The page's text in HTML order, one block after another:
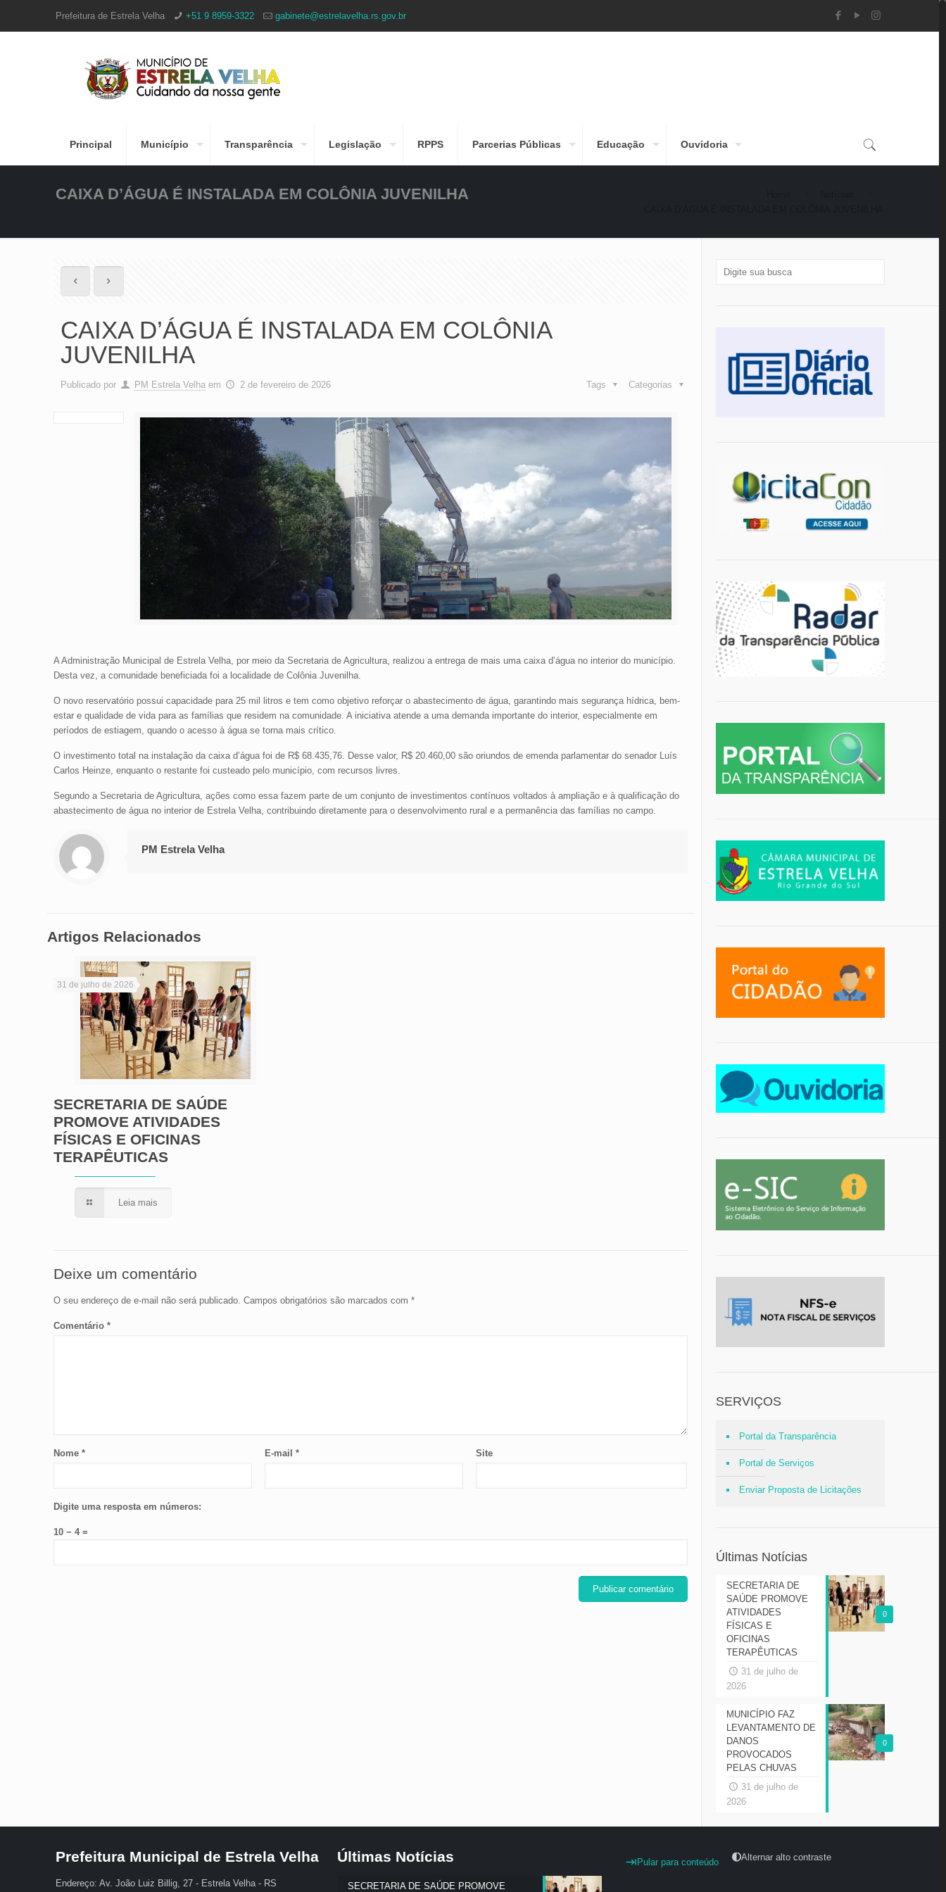
Prefeitura de Estrela Velha +51 9 8959-3322 gabinete@estrelavelha.rs.gov.br
Principal Município Transparência Legislação RPPS Parcerias Públicas Educação Ouvidoria
CAIXA D’ÁGUA É INSTALADA EM COLÔNIA JUVENILHA
CAIXA D’ÁGUA É INSTALADA EM COLÔNIA
JUVENILHA
Publicado por PM Estrela Velha em 2 de fevereiro de 2026 Categorias
Tags
A Administração Municipal de Estrela Velha, por meio da Secretaria de Agricultura, realizou a entrega de mais uma caixa d’água no interior do município.
Desta vez, a comunidade beneficiada foi a localidade de Colônia Juvenilha.
O novo reservatório possui capacidade para 25 mil litros e tem como objetivo reforçar o abastecimento de água, garantindo mais segurança hídrica, bem-
estar e qualidade de vida para as famílias que residem na comunidade. A iniciativa atende a uma demanda importante do interior, especialmente em
períodos de estiagem, quando o acesso à água se torna mais crítico.
O investimento total na instalação da caixa d’água foi de R$ 68.435,76. Desse valor, R$ 20.460,00 são oriundos de emenda parlamentar do senador Luís
Carlos Heinze, enquanto o restante foi custeado pelo município, com recursos livres.
Segundo a Secretaria de Agricultura, ações como essa fazem parte de um conjunto de investimentos contínuos voltados à ampliação e à qualificação do
abastecimento de água no interior de Estrela Velha, contribuindo diretamente para o desenvolvimento rural e a permanência das famílias no campo.
PM Estrela Velha
Artigos Relacionados
31 de julho de 2026
SECRETARIA DE SAÚDE
PROMOVE ATIVIDADES
FÍSICAS E OFICINAS
TERAPÊUTICAS
Leia mais
Deixe um comentário
O seu endereço de e-mail não será publicado. Campos obrigatórios são marcados com*
Comentário*
Nome* E-mail* Site
Digite uma resposta em números:
10 − 4 =
SERVIÇOS
Portal da Transparência
Portal de Serviços
Enviar Proposta de Licitações
Últimas Notícias
0
SECRETARIA DE
SAÚDE PROMOVE
ATIVIDADES
FÍSICAS E
OFICINAS
TERAPÊUTICAS
31 de julho de
2026
0
MUNICÍPIO FAZ
LEVANTAMENTO DE
DANOS
PROVOCADOS
PELAS CHUVAS
31 de julho de
2026
Prefeitura Municipal de Estrela Velha
Endereço: Av. João Luiz Billig, 27 - Estrela Velha - RS
Últimas Notícias
SECRETARIA DE SAÚDE PROMOVE
Pular para conteúdo Alternar alto contraste